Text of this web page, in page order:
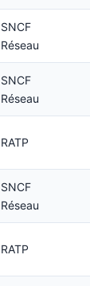
SNCF
Réseau
SNCF
Réseau
RATP
SNCF
Réseau
RATP